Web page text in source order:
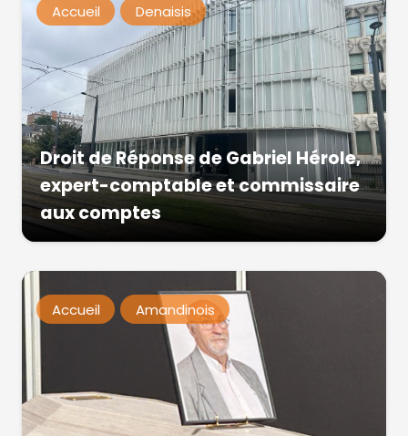
Accueil Denaisis
Droit de Réponse de Gabriel Hérole,
expert-comptable et commissaire
aux comptes
Accueil Amandinois